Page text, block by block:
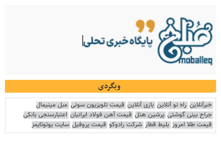
وبگردی
خبرآنلاین راه نو آنلاین بازی آنلاین قیمت تلویزیون سونی مبل مینیمال
جراح بینی گوشتی پرشین هتل قیمت آهن فولاد ایرانیان اعتبارسنجی بانکی
قیمت طلا امروز بلیط قطار شرکت رادوکو قیمت پروفیل سایت یوتوتایمز